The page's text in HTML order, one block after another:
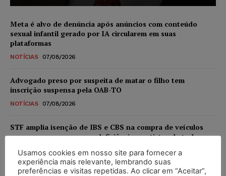
Meta é alvo de denúncia após anúncios com conteúdo
sexual infantil gerado por IA circularem em suas
plataformas
NOTÍCIAS 07/08/2026
Advogado preso por suspeita de matar o filho tem
inscrição suspensa pela OAB-TO
NOTÍCIAS 07/08/2026
STF amplia isenção de IBS e CBS na compra de veículos
novos para pessoas com deficiência e autistas de todos os
DIREITO TRIBUTÁRIO 07/08/2026
Usamos cookies em nosso site para fornecer a
experiência mais relevante, lembrando suas
preferências e visitas repetidas. Ao clicar em “Aceitar”,